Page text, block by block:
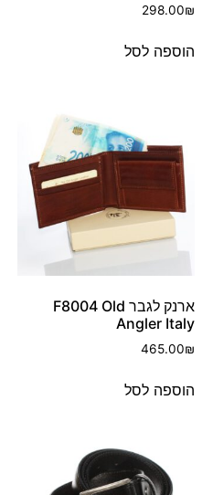
298.00₪
הוספה לסל
ארנק לגבר F8004 Old
Angler Italy
465.00₪
הוספה לסל